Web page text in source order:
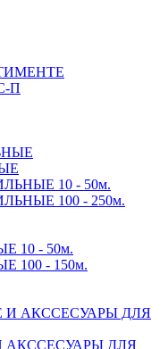
П
10 - 50м.
100 - 250м.
10 - 50м.
100 - 150м.
ДЛЯ